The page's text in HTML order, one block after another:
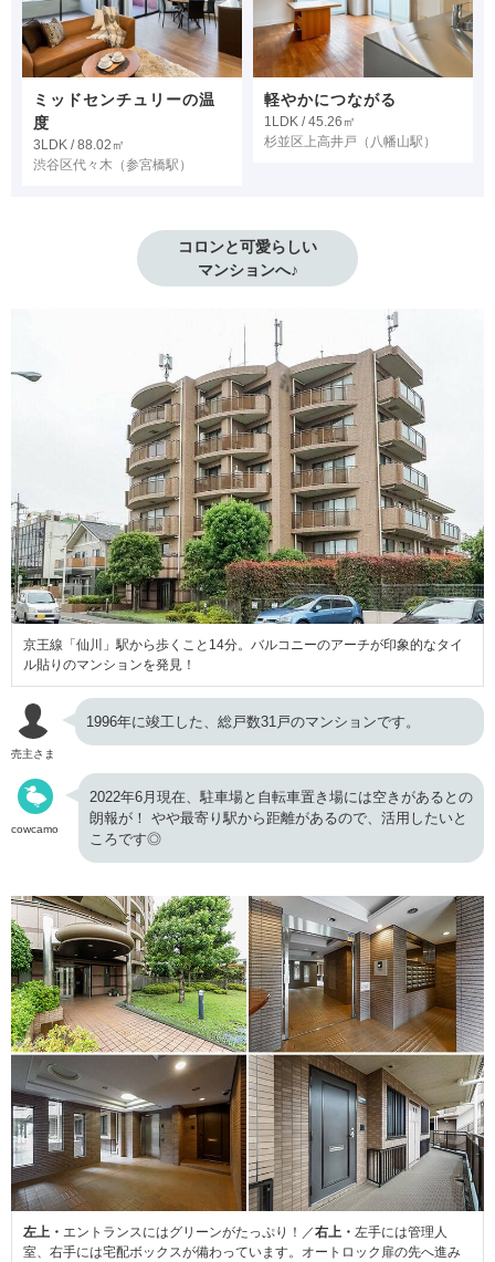
ミッドセンチュリーの温
度
3LDK / 88.02㎡
渋谷区代々木 （参宮橋駅）
軽やかにつながる
1LDK / 45.26㎡
杉並区上高井戸 （八幡山駅）
コロンと可愛らしい
マンションへ♪
京王線「仙川」駅から歩くこと14分。バルコニーのアーチが印象的なタイ
ル貼りのマンションを発見！
売主さま
1996年に竣工した、総戸数31戸のマンションです。
cowcamo
2022年6月現在、駐車場と自転車置き場には空きがあるとの
朗報が！ やや最寄り駅から距離があるので、活用したいと
ころです◎
左上・ エントランスにはグリーンがたっぷり！／右上・ 左手には管理人
室、右手には宅配ボックスが備わっています。オートロック扉の先へ進み